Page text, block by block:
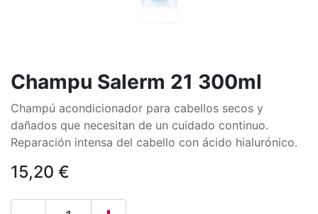
Champu Salerm 21 300ml
Champú acondicionador para cabellos secos y
dañados que necesitan de un cuidado continuo.
Reparación intensa del cabello con ácido hialurónico.
15,20 €